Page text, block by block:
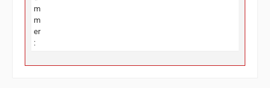
m
m
er
: